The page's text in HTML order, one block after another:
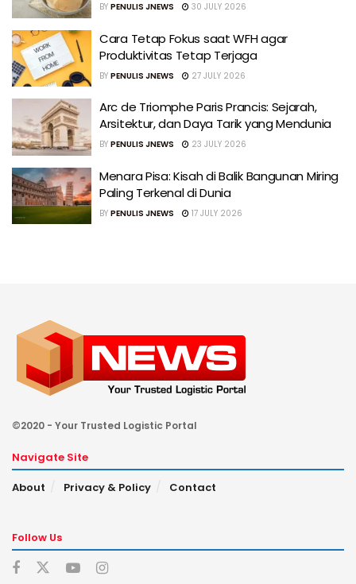
BY PENULIS JNEWS 30 JULY 2026
Cara Tetap Fokus saat WFH agar
Produktivitas Tetap Terjaga
BY PENULIS JNEWS 27 JULY 2026
Arc de Triomphe Paris Prancis: Sejarah,
Arsitektur, dan Daya Tarik yang Mendunia
BY PENULIS JNEWS 23 JULY 2026
Menara Pisa: Kisah di Balik Bangunan Miring
Paling Terkenal di Dunia
BY PENULIS JNEWS 17 JULY 2026
©2020 - Your Trusted Logistic Portal
Navigate Site
About
Privacy & Policy Contact
Follow Us